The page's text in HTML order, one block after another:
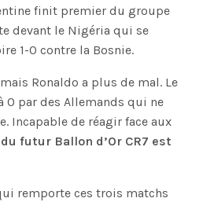
finit premier du groupe
devant le Nigéria qui se
1-0 contre la Bosnie.
Ronaldo a plus de mal. Le
0 par des Allemands qui ne
Incapable de réagir face aux
futur Ballon d’Or CR7 est
remporte ces trois matchs